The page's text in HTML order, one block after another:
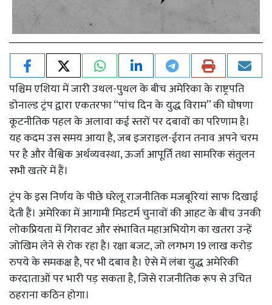
पश्चिम एशिया में जारी उथल-पुथल के बीच अमेरिका के राष्ट्रपति
डोनाल्ड ट्रंप द्वारा एकतरफा “पांच दिन के युद्ध विराम” की घोषणा
कूटनीतिक पहल के अलावा कई स्तरों पर दबावों का परिणाम है।
यह कदम उस समय आया है, जब इजराइल-ईरान तनाव अपने चरम
पर है और वैश्विक अर्थव्यवस्था, ऊर्जा आपूर्ति तथा सामरिक संतुलन
सभी खतरे में हैं।
ट्रंप के इस निर्णय के पीछे घरेलू राजनीतिक मजबूरियां साफ दिखाई
देती हैं। अमेरिका में आगामी मिडटर्म चुनावों की आहट के बीच उनकी
लोकप्रियता में गिरावट और संभावित महाअभियोग का खतरा उन्हें
जोखिम लेने से रोक रहा है। रक्षा बजट, जो लगभग 19 लाख करोड़
रुपये के समकक्ष है, पर भी दबाव है। ऐसे में लंबा युद्ध अमेरिकी
करदाताओं पर भारी पड़ सकता है, जिसे राजनीतिक रूप से उचित
ठहराना कठिन होगा।